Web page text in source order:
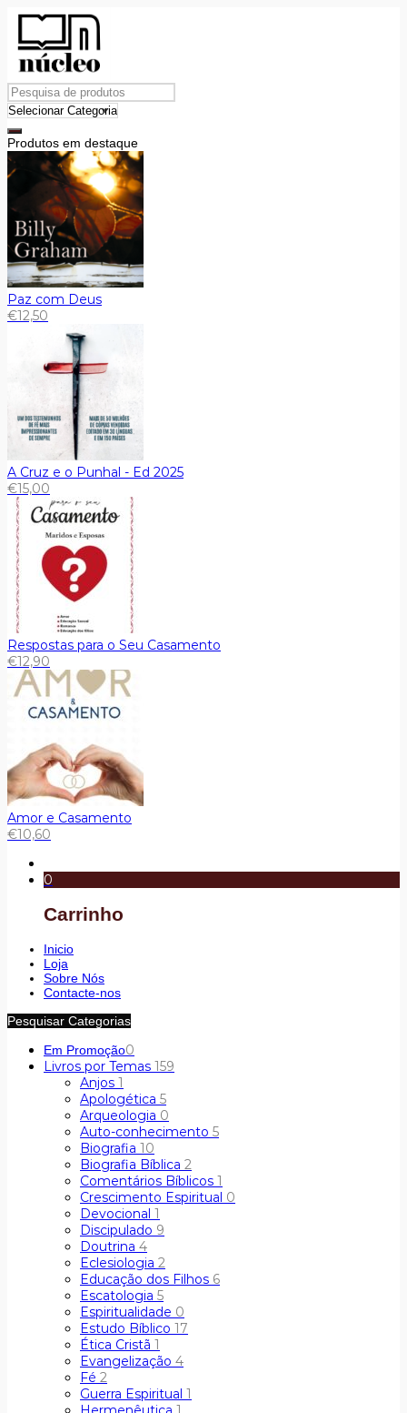
Produtos em destaque
Paz com Deus
€12,50
A Cruz e o Punhal - Ed 2025
€15,00
Respostas para o Seu Casamento
€12,90
Amor e Casamento
€10,60
0
Carrinho
Inicio
Loja
Sobre Nós
Contacte-nos
Pesquisar Categorias
Em Promoção0
Livros por Temas 159
Anjos 1
Apologética 5
Arqueologia 0
Auto-conhecimento 5
Biografia 10
Biografia Bíblica 2
Comentários Bíblicos 1
Crescimento Espiritual 0
Devocional 1
Discipulado 9
Doutrina 4
Eclesiologia 2
Educação dos Filhos 6
Escatologia 5
Espiritualidade 0
Estudo Bíblico 17
Ética Cristã 1
Evangelização 4
Fé 2
Guerra Espiritual 1